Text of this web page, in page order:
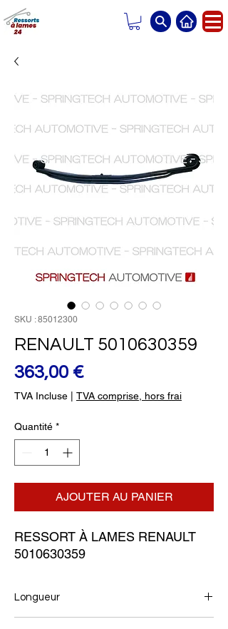
SKU : 85012300
RENAULT 5010630359
363,00 €Prix
TVA Incluse TVA comprise, hors frai
Quantité *
AJOUTER AU PANIER
RESSORT À LAMES RENAULT
5010630359
Longueur